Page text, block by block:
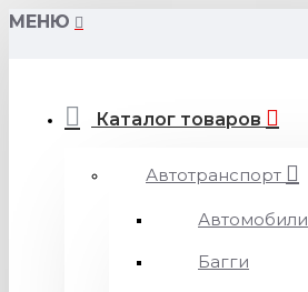
МЕНЮ
Каталог товаров
Автотранспорт
Автомобили
Багги